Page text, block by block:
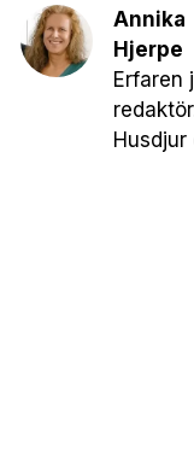
Annika
Hjerpe
Erfaren